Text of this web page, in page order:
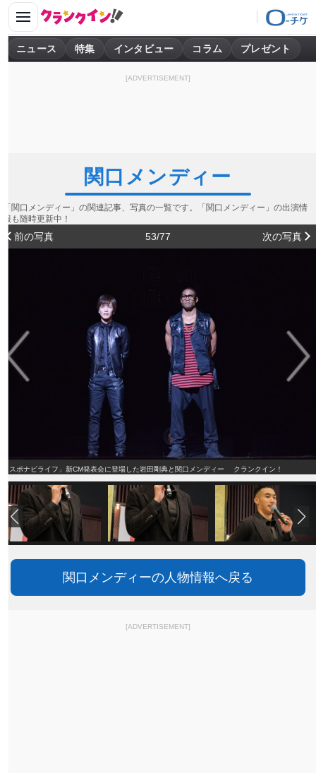
ニュース 特集 インタビュー コラム プレゼント
[ADVERTISEMENT]
関口メンディー
「関口メンディー」の関連記事、写真の一覧です。「関口メンディー」の出演情
報も随時更新中！
前の写真 53/77 次の写真
「スポナビライフ」新CM発表会に登場した岩田剛典と関口メンディー クランクイン！
関口メンディーの人物情報へ戻る
[ADVERTISEMENT]